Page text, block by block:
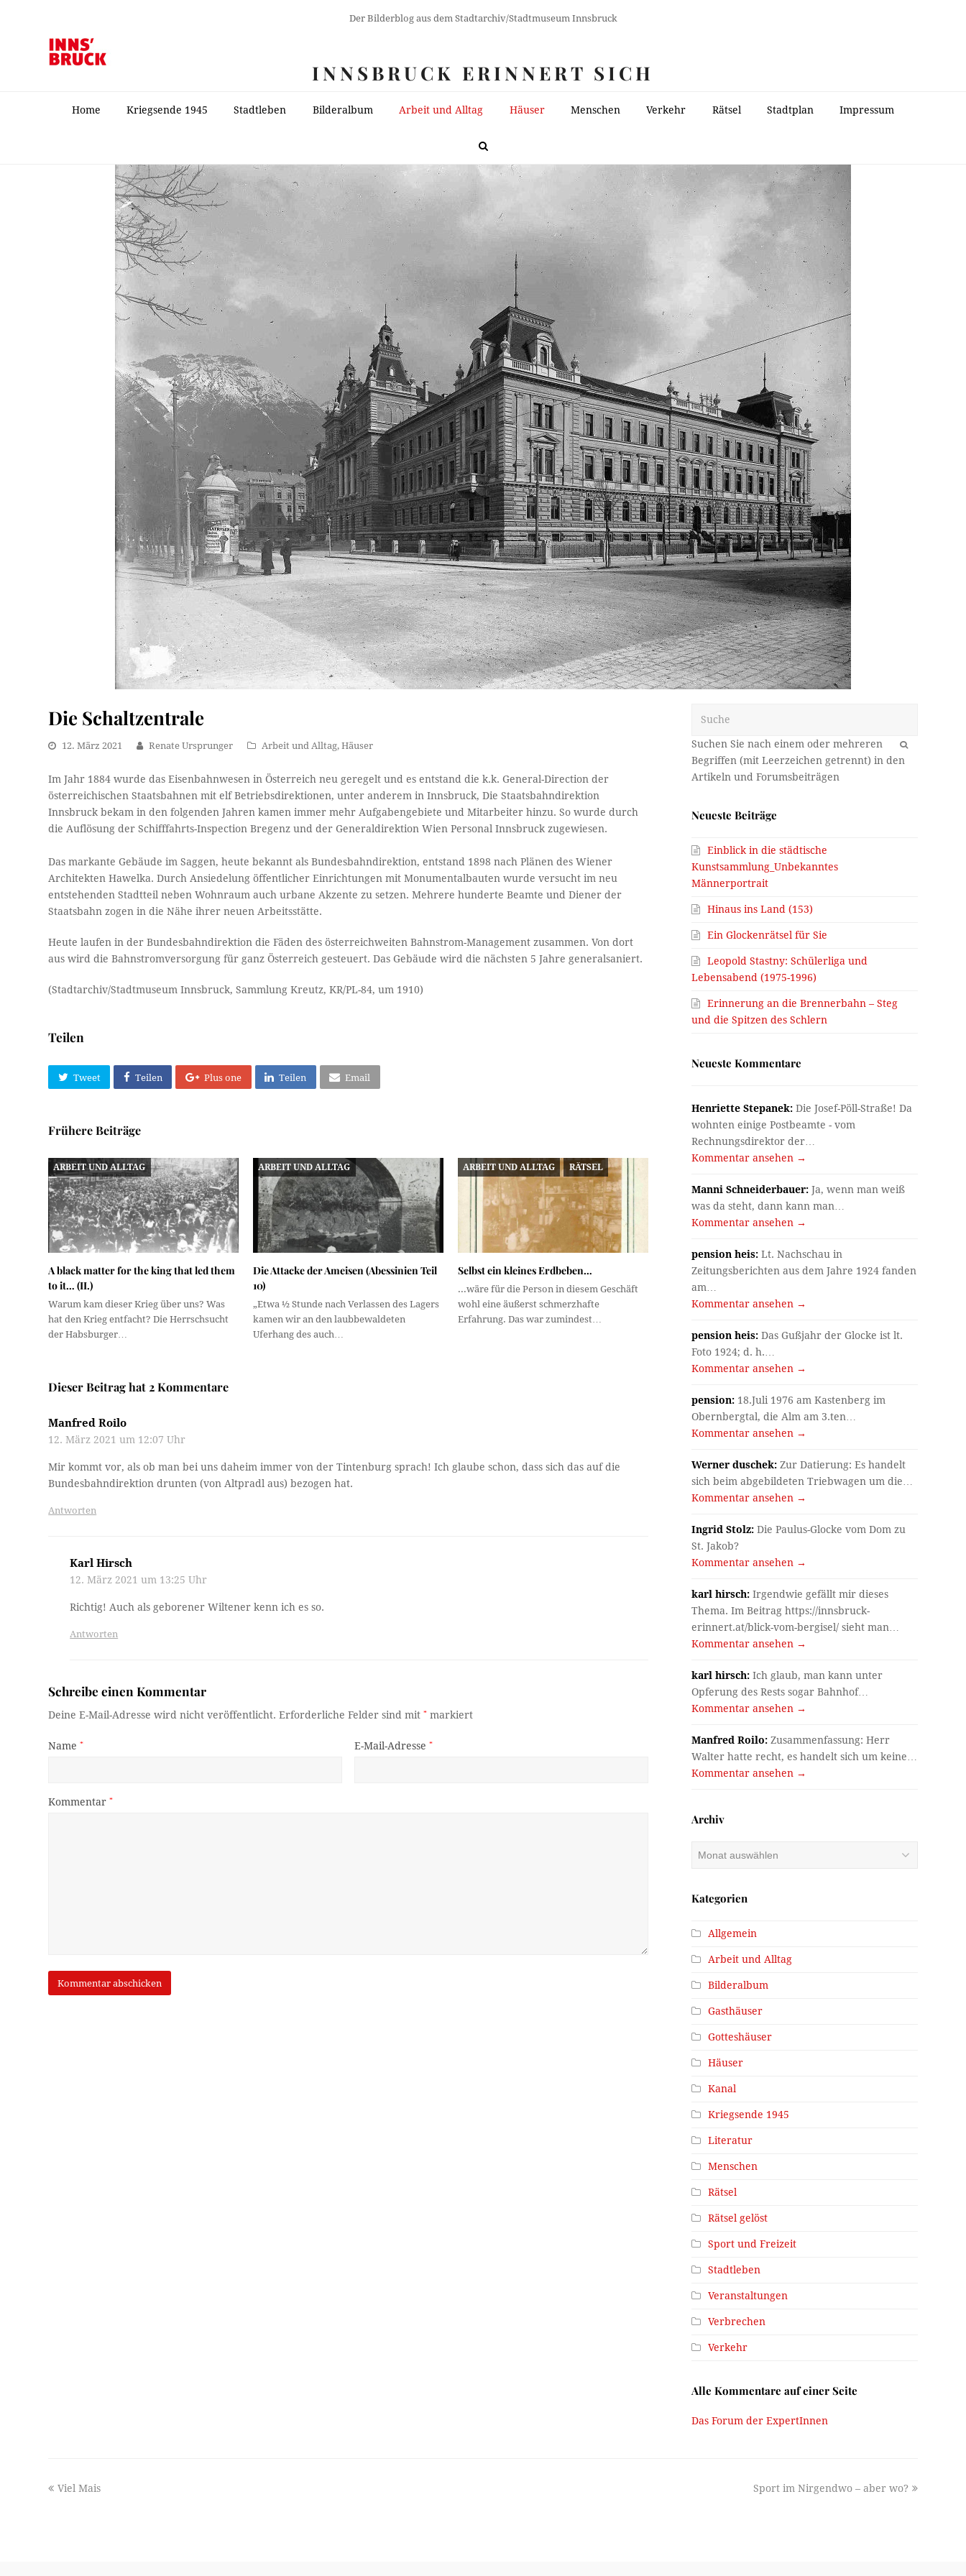
Der Bilderblog aus dem Stadtarchiv/Stadtmuseum Innsbruck
INNSBRUCK ERINNERT SICH
Home Kriegsende 1945 Stadtleben Bilderalbum Arbeit und Alltag Häuser Menschen Verkehr Rätsel Stadtplan Impressum
Die Schaltzentrale
12. März 2021 Renate Ursprunger Arbeit und Alltag,Häuser
Im Jahr 1884 wurde das Eisenbahnwesen in Österreich neu geregelt und es entstand die k.k. General-Direction der
österreichischen Staatsbahnen mit elf Betriebsdirektionen, unter anderem in Innsbruck, Die Staatsbahndirektion
Innsbruck bekam in den folgenden Jahren kamen immer mehr Aufgabengebiete und Mitarbeiter hinzu. So wurde durch
die Auflösung der Schifffahrts-Inspection Bregenz und der Generaldirektion Wien Personal Innsbruck zugewiesen.
Das markante Gebäude im Saggen, heute bekannt als Bundesbahndirektion, entstand 1898 nach Plänen des Wiener
Architekten Hawelka. Durch Ansiedelung öffentlicher Einrichtungen mit Monumentalbauten wurde versucht im neu
entstehenden Stadtteil neben Wohnraum auch urbane Akzente zu setzen. Mehrere hunderte Beamte und Diener der
Staatsbahn zogen in die Nähe ihrer neuen Arbeitsstätte.
Heute laufen in der Bundesbahndirektion die Fäden des österreichweiten Bahnstrom-Management zusammen. Von dort
aus wird die Bahnstromversorgung für ganz Österreich gesteuert. Das Gebäude wird die nächsten 5 Jahre generalsaniert.
(Stadtarchiv/Stadtmuseum Innsbruck, Sammlung Kreutz, KR/PL-84, um 1910)
Teilen
Tweet Teilen Plus one Teilen Email
Frühere Beiträge
ARBEIT UND ALLTAG
A black matter for the king that led them
to it… (II.)
Warum kam dieser Krieg über uns? Was
hat den Krieg entfacht? Die Herrschsucht
der Habsburger…
ARBEIT UND ALLTAG
Die Attacke der Ameisen (Abessinien Teil
10)
„Etwa ½ Stunde nach Verlassen des Lagers
kamen wir an den laubbewaldeten
Uferhang des auch…
ARBEIT UND ALLTAG RÄTSEL
Selbst ein kleines Erdbeben…
...wäre für die Person in diesem Geschäft
wohl eine äußerst schmerzhafte
Erfahrung. Das war zumindest…
Dieser Beitrag hat 2 Kommentare
Manfred Roilo
12. März 2021 um 12:07 Uhr
Mir kommt vor, als ob man bei uns daheim immer von der Tintenburg sprach! Ich glaube schon, dass sich das auf die
Bundesbahndirektion drunten (von Altpradl aus) bezogen hat.
Antworten
Karl Hirsch
12. März 2021 um 13:25 Uhr
Richtig! Auch als geborener Wiltener kenn ich es so.
Antworten
Schreibe einen Kommentar
Deine E-Mail-Adresse wird nicht veröffentlicht. Erforderliche Felder sind mit* markiert
Name* E-Mail-Adresse *
Kommentar*
OK
Neueste Beiträge
Einblick in die städtische
Kunstsammlung_Unbekanntes
Männerportrait
Hinaus ins Land (153)
Ein Glockenrätsel für Sie
Leopold Stastny: Schülerliga und
Lebensabend (1975-1996)
Erinnerung an die Brennerbahn – Steg
und die Spitzen des Schlern
Neueste Kommentare
Henriette Stepanek: Die Josef-Pöll-Straße! Da
wohnten einige Postbeamte - vom
Rechnungsdirektor der…
Kommentar ansehen →
Manni Schneiderbauer: Ja, wenn man weiß
was da steht, dann kann man…
Kommentar ansehen →
pension heis: Lt. Nachschau in
Zeitungsberichten aus dem Jahre 1924 fanden
am…
Kommentar ansehen →
pension heis: Das Gußjahr der Glocke ist lt.
Foto 1924; d. h.…
Kommentar ansehen →
pension: 18.Juli 1976 am Kastenberg im
Obernbergtal, die Alm am 3.ten…
Kommentar ansehen →
Werner duschek: Zur Datierung: Es handelt
sich beim abgebildeten Triebwagen um die…
Kommentar ansehen →
Ingrid Stolz: Die Paulus-Glocke vom Dom zu
St. Jakob?
Kommentar ansehen →
karl hirsch: Irgendwie gefällt mir dieses
Thema. Im Beitrag https://innsbruck-
erinnert.at/blick-vom-bergisel/ sieht man…
Kommentar ansehen →
karl hirsch: Ich glaub, man kann unter
Opferung des Rests sogar Bahnhof…
Kommentar ansehen →
Manfred Roilo: Zusammenfassung: Herr
Walter hatte recht, es handelt sich um keine…
Kommentar ansehen →
Archiv
Kategorien
Allgemein
Arbeit und Alltag
Bilderalbum
Gasthäuser
Gotteshäuser
Häuser
Kanal
Kriegsende 1945
Literatur
Menschen
Rätsel
Rätsel gelöst
Sport und Freizeit
Stadtleben
Veranstaltungen
Verbrechen
Verkehr
Alle Kommentare auf einer Seite
Das Forum der ExpertInnen
previous
Viel Mais
next
Sport im Nirgendwo – aber wo?